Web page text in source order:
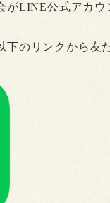
LINE公式アカウ
のリンクから友